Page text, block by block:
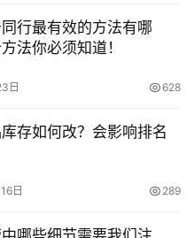
月，扩展版60元/月，专业
示的模版，别的地区也出
。
大家不开店之后是可以退
大违规，一般情况下淘宝
行最有效的方法有哪
法你必须知道！
日 628
存如何改？会影响排名
日 289